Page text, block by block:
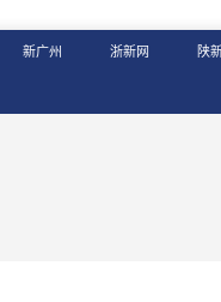
新广州 浙新网 陕